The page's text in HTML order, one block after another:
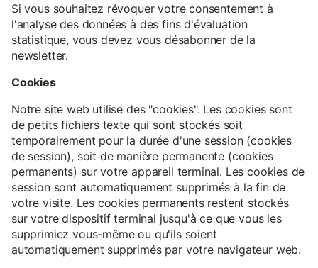
Si vous souhaitez révoquer votre consentement à
l'analyse des données à des fins d'évaluation
statistique, vous devez vous désabonner de la
newsletter.
Cookies
Notre site web utilise des "cookies". Les cookies sont
de petits fichiers texte qui sont stockés soit
temporairement pour la durée d'une session (cookies
de session), soit de manière permanente (cookies
permanents) sur votre appareil terminal. Les cookies de
session sont automatiquement supprimés à la fin de
votre visite. Les cookies permanents restent stockés
sur votre dispositif terminal jusqu'à ce que vous les
supprimiez vous-même ou qu'ils soient
automatiquement supprimés par votre navigateur web.